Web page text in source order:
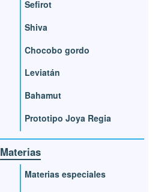
Sefirot
Shiva
Chocobo gordo
Leviatán
Bahamut
Prototipo Joya Regia
Materias
Materias especiales